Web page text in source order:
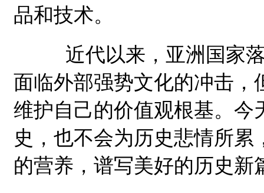
品和技术。
近代以来，亚洲国家落
面临外部强势文化的冲击，
维护自己的价值观根基。今
史，也不会为历史悲情所
的营养，谱写美好的历史新